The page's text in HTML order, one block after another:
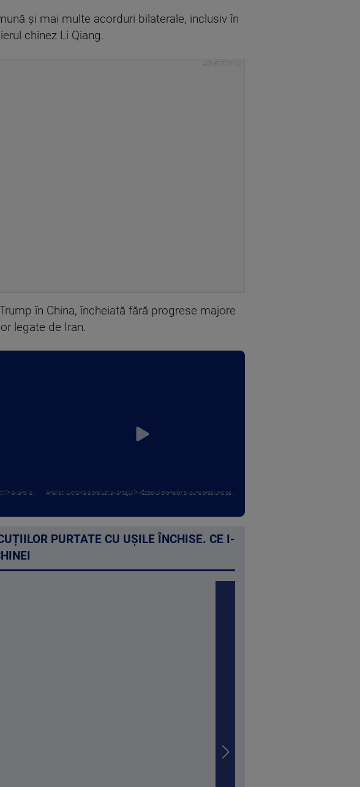
și mai multe acorduri bilaterale, inclusiv în
chinez Li Qiang.
în China, încheiată fără progrese majore
legate de Iran.
avans la ... Analist: „Ucraina a preluat avantajul în războiul dronelor și pune presiune pe ...
PURTATE CU UȘILE ÎNCHISE. CE I-